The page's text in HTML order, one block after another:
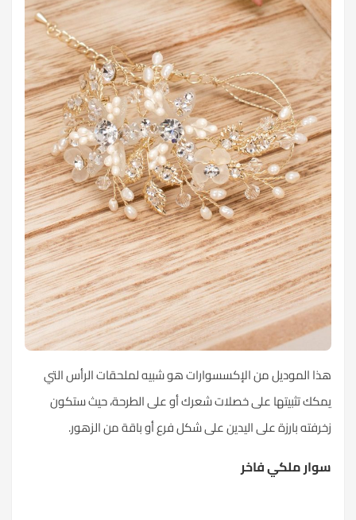
هذا الموديل من الإكسسوارات هو شبيه لملحقات الرأس التي
يمكك تثبيتها على خصلات شعرك أو على الطرحة، حيث ستكون
زخرفته بارزة على اليدين على شكل فرع أو باقة من الزهور.
سوار ملكي فاخر